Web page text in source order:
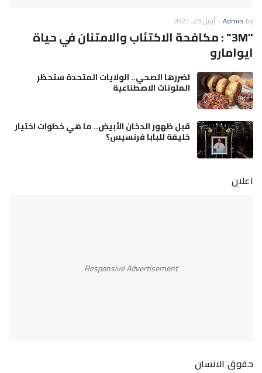
by
Admin
- أبريل 23, 2021
"3M" : مكافحة الاكتئاب والامتنان في حياة
ايوامارو
لضررها الصحي.. الولايات المتحدة ستحظر
الملونات الاصطناعية
قبل ظهور الدخان الأبيض.. ما هي خطوات اختيار
خليفة للبابا فرنسيس؟
اعلان
Responsive Advertisement
حقوق الانسان